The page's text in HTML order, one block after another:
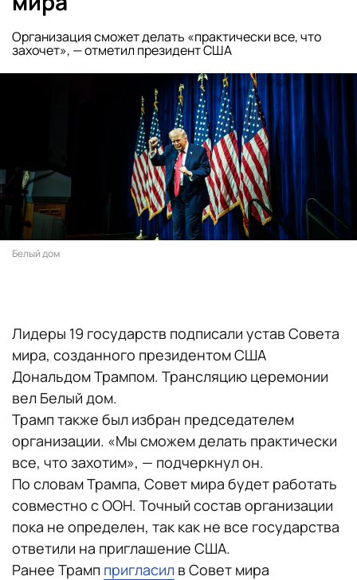
Организация сможет делать «практически все, что
захочет», — отметил президент США
Белый дом
Лидеры 19 государств подписали устав Совета
мира, созданного президентом США
Дональдом Трампом. Трансляцию церемонии
вел Белый дом.
Трамп также был избран председателем
организации. «Мы сможем делать практически
все, что захотим», — подчеркнул он.
По словам Трампа, Совет мира будет работать
совместно с ООН. Точный состав организации
пока не определен, так как не все государства
ответили на приглашение США.
Ранее Трамп пригласил в Совет мира